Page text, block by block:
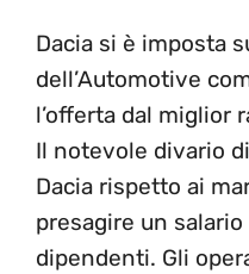
Dacia si è imposta
dell’Automotive
l’offerta dal miglior
Il notevole divario
Dacia rispetto ai
presagire un
dipendenti. Gli